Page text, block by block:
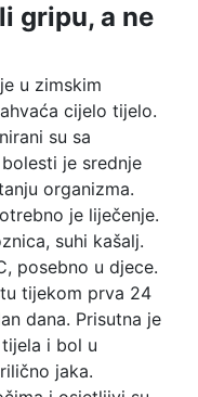
gripu, a ne
u zimskim
cijelo tijelo.
su sa
je srednje
organizma.
je liječenje.
suhi kašalj.
posebno u djece.
tijekom prva 24
dana. Prisutna je
i bol u
jaka.